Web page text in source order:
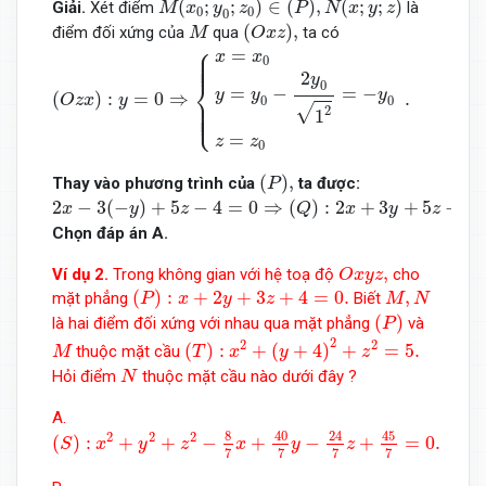
Giải. Xét điểm M(x0; y0; z0) ∈ (P), N(x; y; z) là
điểm đối xứng của M
Mqua (Oxz),
(Ox ), ta có
(Ozx) : y = 0 ⇒
⎧
⎪
⎪
⎪
⎪
⎨
⎪
⎪ ⎪ ⎪⎩
x = x0
y = y0 −
2y0
√12
= −y0
z = z0
.
y 0 ⇒{ = y 2 2
Thay vào phương trình của (P),
(P), ta được:
2x − 3(−y) + 5z − 4 = 0 ⇒ (Q) : 2x + 3y + 5z −
2 −3 (−y )+ 5 z 4= ⇒( 2 x + 3y+5 −4 0.
Chọn đáp án A.
Ví dụ 2. Trong không gian với hệ toạ độ Oxyz,
Ox
cho
mặt phẳng (P) : x + 2y + 3z + 4 = 0.
(P): y +3 + 4= 0. Biết M, N
M,N
là hai điểm đối xứng với nhau qua mặt phẳng (P)
(P) và
M
Mthuộc mặt cầu (T ) : x2 + (y + 4)2 + z2 = 5.
(T ): +( +4 z 2= 5.
Hỏi điểm N
Nthuộc mặt cầu nào dưới đây ?
A.
(S) : x2 + y2 + z2 − 8
7 x +
40
7 y −
24
7 z + 45
7
= 0.
(S ) + z2 7 40 24 45